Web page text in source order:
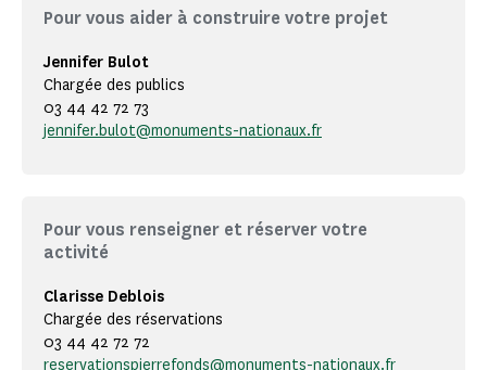
Pour vous aider à construire votre projet
Jennifer Bulot
Chargée des publics
03 44 42 72 73
jennifer.bulot@monuments-nationaux.fr
Pour vous renseigner et réserver votre
activité
Clarisse Deblois
Chargée des réservations
03 44 42 72 72
reservationspierrefonds@monuments-nationaux.fr